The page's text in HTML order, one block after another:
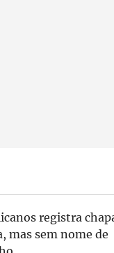
registra
mas sem nome de